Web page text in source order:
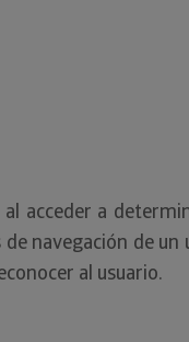
acceder a
navegación de
al usuario.